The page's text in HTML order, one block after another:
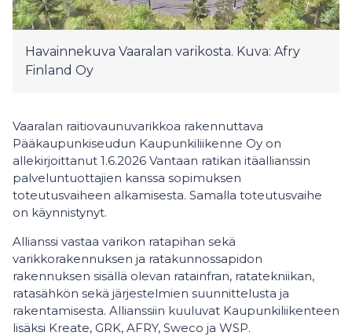
Havainnekuva Vaaralan varikosta. Kuva: Afry
Finland Oy
Vaaralan raitiovaunuvarikkoa rakennuttava
Pääkaupunkiseudun Kaupunkiliikenne Oy on
allekirjoittanut 1.6.2026 Vantaan ratikan itäallianssin
palveluntuottajien kanssa sopimuksen
toteutusvaiheen alkamisesta. Samalla toteutusvaihe
on käynnistynyt.
Allianssi vastaa varikon ratapihan sekä
varikkorakennuksen ja ratakunnossapidon
rakennuksen sisällä olevan ratainfran, ratatekniikan,
ratasähkön sekä järjestelmien suunnittelusta ja
rakentamisesta. Allianssiin kuuluvat Kaupunkiliikenteen
lisäksi Kreate, GRK, AFRY, Sweco ja WSP.